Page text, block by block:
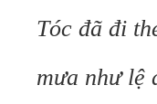
Tóc đã đi
mưa như lệ